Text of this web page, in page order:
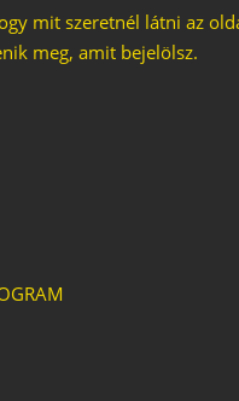
mit szeretnél látni az
meg, amit bejelölsz.